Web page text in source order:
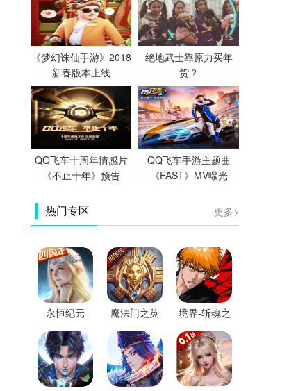
《梦幻诛仙手游》2018
新春版本上线
绝地武士靠原力买年
货？
QQ飞车十周年情感片
《不止十年》预告
QQ飞车手游主题曲
《FAST》MV曝光
热门专区 更多>
永恒纪元
魔法门之英
雄无敌：王
朝
境界-斩魂之
刃